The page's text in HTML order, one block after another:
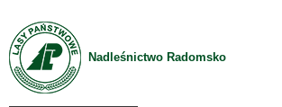
Zum Inhalt wechseln
Nadleśnictwo Radomsko